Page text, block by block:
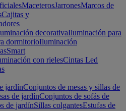
MaceterosJarronesMarcos de
Cajitas y
decorativaIluminación para
dormitorioIluminación
Smart
con rielesCintas Led
jardínConjuntos de mesas y sillas de
de jardínConjuntos de sofás de
de jardínSillas colgantesEstufas de